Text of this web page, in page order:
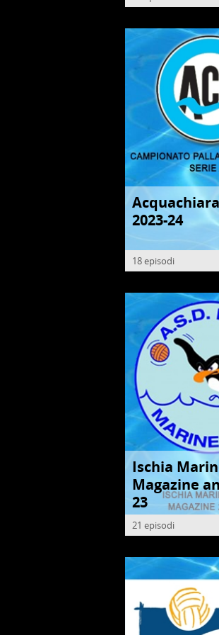
PALLANUOTO
2023-24
18 episodi
PALLANUOTO
Ischia
Magazine
23
21 episodi